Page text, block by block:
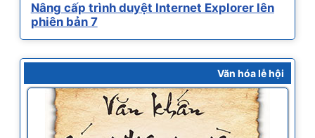
Nâng cấp trình duyệt Internet Explorer lên
phiên bản 7
Văn hóa lễ hội